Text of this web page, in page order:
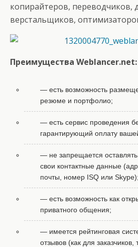
копирайтеров, переводчиков,
верстальщиков,
Преимущества Weblancer.net:
— есть возможность
резюме и портфолио;
— есть сервис проведения
гарантирующий оплату
— не запрещается
свои контактные данные
почты, номер ISQ или Skype);
— есть возможность как
приватного общения;
— имеется рейтинговая
отзывов (как для заказчиков,